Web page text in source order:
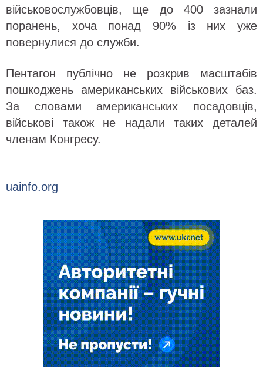
військовослужбовців, ще до 400 зазнали
поранень, хоча понад 90% із них уже
повернулися до служби.
Пентагон публічно не розкрив масштабів
пошкоджень американських військових баз.
За словами американських посадовців,
військові також не надали таких деталей
членам Конгресу.
uainfo.org